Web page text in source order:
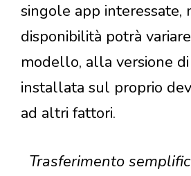
singole app interessate,
disponibilità potrà
modello, alla versione
installata sul proprio
ad altri fattori.
Trasferimento